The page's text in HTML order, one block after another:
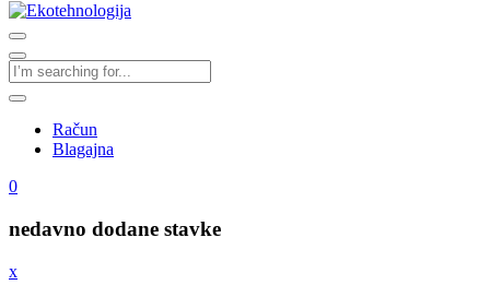
Račun
Blagajna
0
nedavno dodane stavke
x